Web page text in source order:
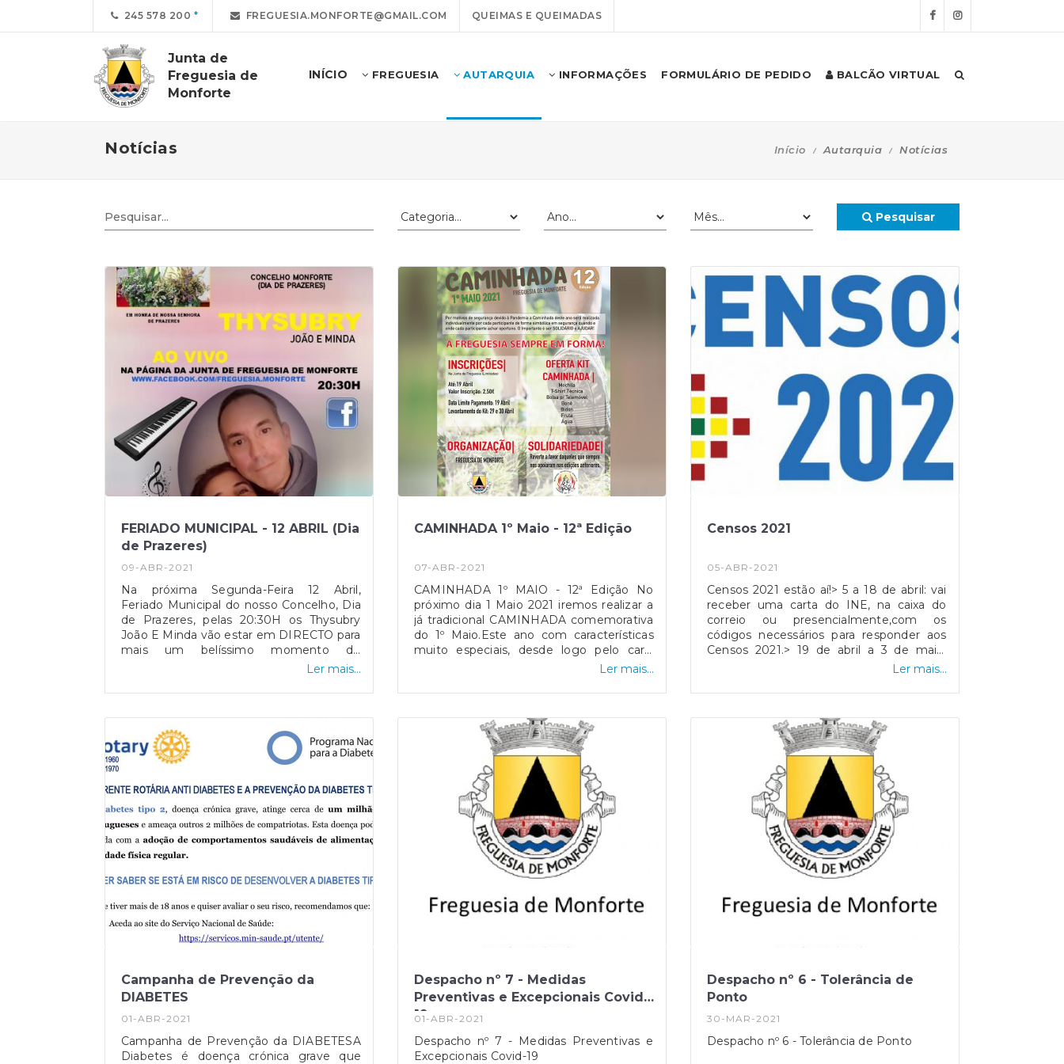
245 578 200 FREGUESIA.MONFORTE@GMAIL.COM QUEIMAS E QUEIMADAS
Junta de
Freguesia de
Monforte
INÍCIO FREGUESIA AUTARQUIA INFORMAÇÕES FORMULÁRIO DE PEDIDO BALCÃO VIRTUAL
Notícias Início Autarquia Notícias
Pesquisar
FERIADO MUNICIPAL - 12 ABRIL (Dia
de Prazeres)
09-ABR-2021
Na próxima Segunda-Feira 12 Abril,
Feriado Municipal do nosso Concelho, Dia
de Prazeres, pelas 20:30H os Thysubry
João E Minda vão estar em DIRECTO para
mais um belíssimo momento de
Ler mais...
CAMINHADA 1º Maio - 12ª Edição
07-ABR-2021
CAMINHADA 1º MAIO - 12ª Edição No
próximo dia 1 Maio 2021 iremos realizar a
já tradicional CAMINHADA comemorativa
do 1º Maio.Este ano com características
muito especiais, desde logo pelo cariz
solidário para com os Bombeiros
pela forma como será realizada a
pandémicos que todos já
conhecemos.Assim pedimos a todos os
Monfortenses que se inscrevam e
participem nesta 12ª edição tão Especial.A
Freguesia sempre em forma! #jfmonforte
#monforte #caminhada #1maio
Ler mais...
Censos 2021
05-ABR-2021
Censos 2021 estão aí!> 5 a 18 de abril: vai
receber uma carta do INE, na caixa do
correio ou presencialmente,com os
códigos necessários para responder aos
Censos 2021.> 19 de abril a 3 de maio:
Pode preencher o formulário através do
possua computador ou internet, os
preencher o formulário!Os recenseadores
da Freguesia de Monforte estarão
identificados com cartão dos Censos e
colete amarelo e irão seguir todos os
protocolos de segurança da DGS.> Carlos
Maurício> Luis Pataco> Vanessa
Martins Para mais informações sobre os
Censos 2021 pode consultar o website –
www.censos.ine.pt ou ligar para o 210 54
20 21 das 09h00 às 22h00.Mais
informações e detalhes aqui
Ler mais...
Campanha de Prevenção da
DIABETES
01-ABR-2021
Campanha de Prevenção da DIABETESA
Diabetes é doença crónica grave que
Despacho nº 7 - Medidas
Preventivas e Excepcionais Covid-
19
01-ABR-2021
Despacho nº 7 - Medidas Preventivas e
Excepcionais Covid-19
Despacho nº 6 - Tolerância de
Ponto
30-MAR-2021
Despacho nº 6 - Tolerância de Ponto